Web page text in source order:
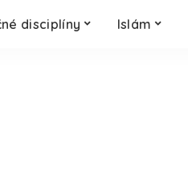
disciplíny Islám